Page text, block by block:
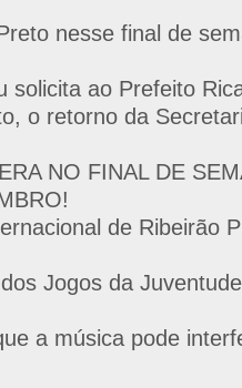
nesse final de
solicita ao Prefeito
o retorno da
NO FINAL DE
de Ribeirão
Jogos da
a música pode